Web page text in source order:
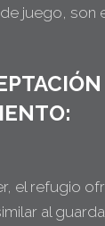
juego,
el refugio
al